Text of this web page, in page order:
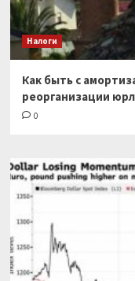
Налоги
Как быть с
реорганизации
0